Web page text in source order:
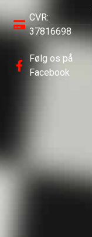
CVR:
37816698
Følg os på
Facebook
følger dig
dum som
mig meld
dig her
bestod som